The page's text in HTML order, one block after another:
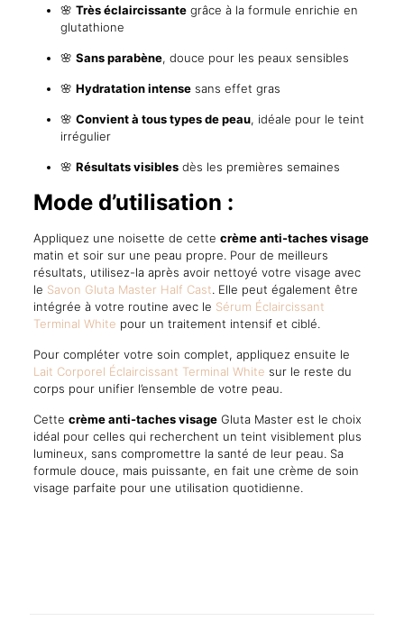
🌸 Très éclaircissantegrâce à la formule enrichie en
glutathione
🌸 Sans parabène, douce pour les peaux sensibles
🌸 Hydratation intensesans effet gras
🌸 Convient à tous types de peau, idéale pour le teint
irrégulier
🌸 Résultats visiblesdès les premières semaines
Mode d’utilisation :
Appliquez une noisette de cette crème anti-taches visage
matin et soir sur une peau propre. Pour de meilleurs
résultats, utilisez-la après avoir nettoyé votre visage avec
le Savon Gluta Master Half Cast. Elle peut également être
intégrée à votre routine avec le Sérum Éclaircissant
Terminal White pour un traitement intensif et ciblé.
Pour compléter votre soin complet, appliquez ensuite le
Lait Corporel Éclaircissant Terminal White sur le reste du
corps pour unifier l’ensemble de votre peau.
Cette crème anti-taches visageGluta Master est le choix
idéal pour celles qui recherchent un teint visiblement plus
lumineux, sans compromettre la santé de leur peau. Sa
formule douce, mais puissante, en fait une crème de soin
visage parfaite pour une utilisation quotidienne.